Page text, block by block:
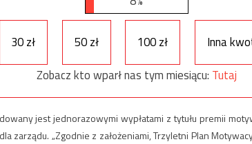
30 zł 50 zł 100 zł
Inna
Zobacz kto wparł nas tym miesiącu: Tutaj
jest jednorazowymi wypłatami z tytułu premii
zarządu. „Zgodnie z założeniami, Trzyletni Plan